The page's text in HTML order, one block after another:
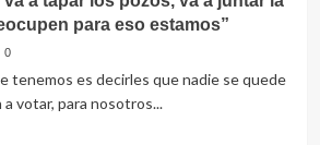
para eso estamos”
0
tenemos es decirles que nadie se quede
a votar, para nosotros...